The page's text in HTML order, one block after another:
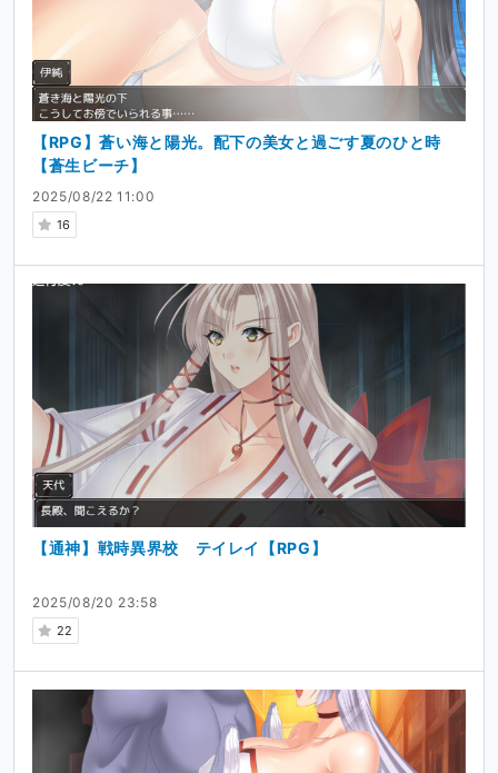
2025/08/22 11:00
16
【RPG】蒼い海と陽光。配下の美女と過ごす夏のひと時
【蒼生ビーチ】
2025/08/20 23:58
22
【通神】戦時異界校 テイレイ【RPG】